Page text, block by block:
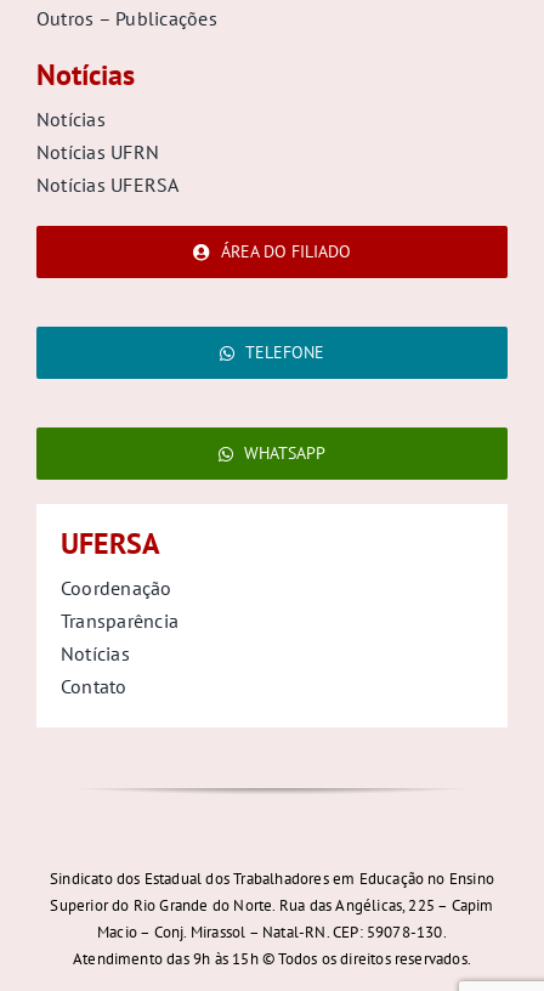
Outros – Publicações
Notícias
Notícias
Notícias UFRN
Notícias UFERSA
ÁREA DO FILIADO
TELEFONE
WHATSAPP
UFERSA
Coordenação
Transparência
Notícias
Contato
Sindicato dos Estadual dos Trabalhadores em Educação no Ensino
Superior do Rio Grande do Norte. Rua das Angélicas, 225 – Capim
Macio – Conj. Mirassol – Natal-RN. CEP: 59078-130.
Atendimento das 9h às 15h © Todos os direitos reservados.